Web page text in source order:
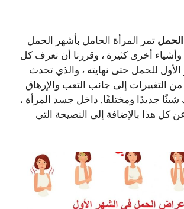
تمر المرأة الحامل بأشهر الحمل
وأشياء أخرى كثيرة ، وقررنا أن نعرف كل
للحمل حتى نهايته ، والذي تحدث
من التغييرات إلى جانب التعب والإرهاق
شيئًا جديدًا ومختلفًا. داخل جسد المرأة ،
كل هذا بالإضافة إلى النصيحة التي